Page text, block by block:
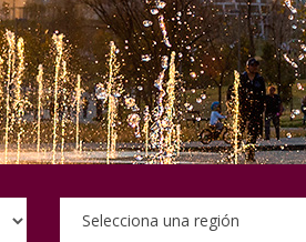
Selecciona una región